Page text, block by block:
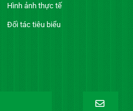
Hình ảnh thực tế
Đối tác tiêu biểu